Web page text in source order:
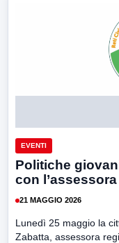
EVENTI
Politiche
con
21 MAGGIO 2026
Lunedì 25 maggio la
Zabatta, assessora